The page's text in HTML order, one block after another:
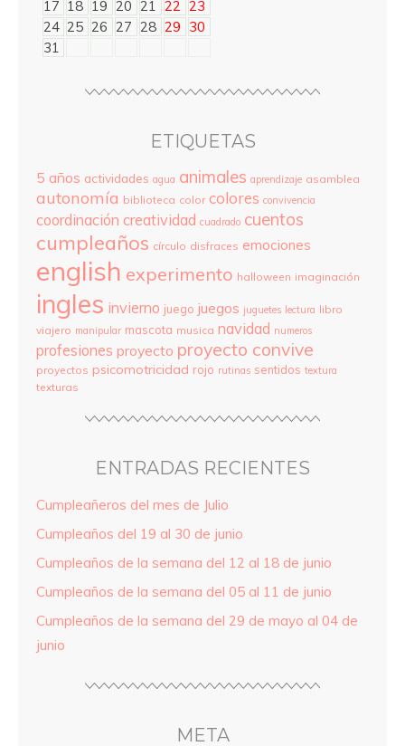
17 18 19 20 21 22 23
24 25 26 27 28 29 30
31
ETIQUETAS
5 años actividades agua animales aprendizaje asamblea
autonomía biblioteca color colores convivencia
coordinación creatividad cuadrado cuentos
cumpleaños círculo disfraces emociones
english experimento halloween imaginación
ingles invierno juego juegos juguetes lectura libro
viajero manipular mascota musica navidad numeros
profesiones proyecto proyecto convive
proyectos psicomotricidad rojo rutinas sentidos textura
texturas
ENTRADAS RECIENTES
Cumpleañeros del mes de Julio
Cumpleaños del 19 al 30 de junio
Cumpleaños de la semana del 12 al 18 de junio
Cumpleaños de la semana del 05 al 11 de junio
Cumpleaños de la semana del 29 de mayo al 04 de
junio
META